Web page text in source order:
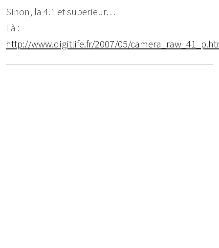
Sinon, la 4.1 et superieur…
Là :
http://www.digitlife.fr/2007/05/